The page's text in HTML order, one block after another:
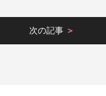
次の記事